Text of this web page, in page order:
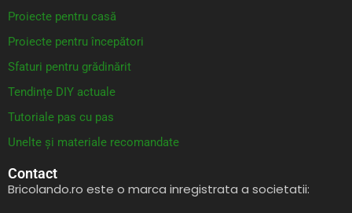
Proiecte pentru casă
Proiecte pentru începători
Sfaturi pentru grădinărit
Tendințe DIY actuale
Tutoriale pas cu pas
Unelte și materiale recomandate
Contact
Bricolando.ro este o marca inregistrata a societatii: